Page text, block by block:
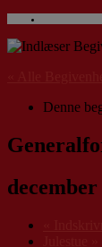
Denne
december